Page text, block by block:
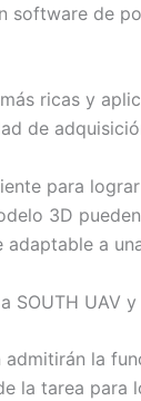
de
ricas y
de
para
3D
a
la
la tarea para